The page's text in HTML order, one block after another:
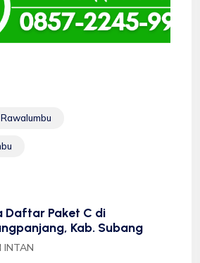
Daftar Paket C di
Kab. Subang
INTAN